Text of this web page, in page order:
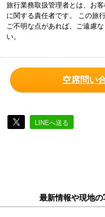
旅行業務取扱管理者とは、お
に関する責任者です。 この旅
ご不明な点があれば、ご遠慮
い。
空席問い
LINEへ送る
最新情報や現地の